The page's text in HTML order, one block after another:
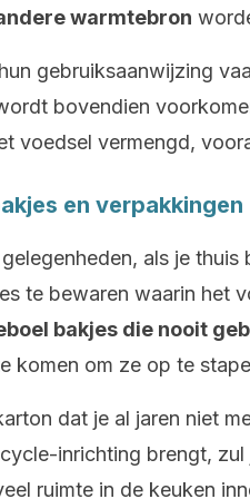
warmtebron
gebruiksaanwijzing
bovendien
voedsel vermengd,
en verpakkingen
als je
te bewaren waarin het
bakjes die nooit
komen om ze op te
dat je al jaren niet
inrichting brengt,
ruimte in de keuken